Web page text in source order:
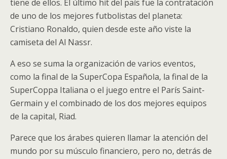
tiene de ellos. El último hit del país fue la contratación
de uno de los mejores futbolistas del planeta:
Cristiano Ronaldo, quien desde este año viste la
camiseta del Al Nassr.
A eso se suma la organización de varios eventos,
como la final de la SuperCopa Española, la final de la
SuperCoppa Italiana o el juego entre el París Saint-
Germain y el combinado de los dos mejores equipos
de la capital, Riad.
Parece que los árabes quieren llamar la atención del
mundo por su músculo financiero, pero no, detrás de